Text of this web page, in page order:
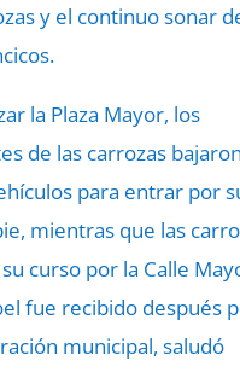
y el continuo sonar
la Plaza Mayor, los
de las carrozas bajaron
para entrar por
mientras que las
curso por la Calle
fue recibido después
municipal, saludó